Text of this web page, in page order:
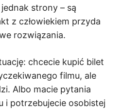
strony – są
z człowiekiem przyda
rozwiązania.
chcecie kupić bilet
filmu, ale
Albo macie pytania
i potrzebujecie osobistej